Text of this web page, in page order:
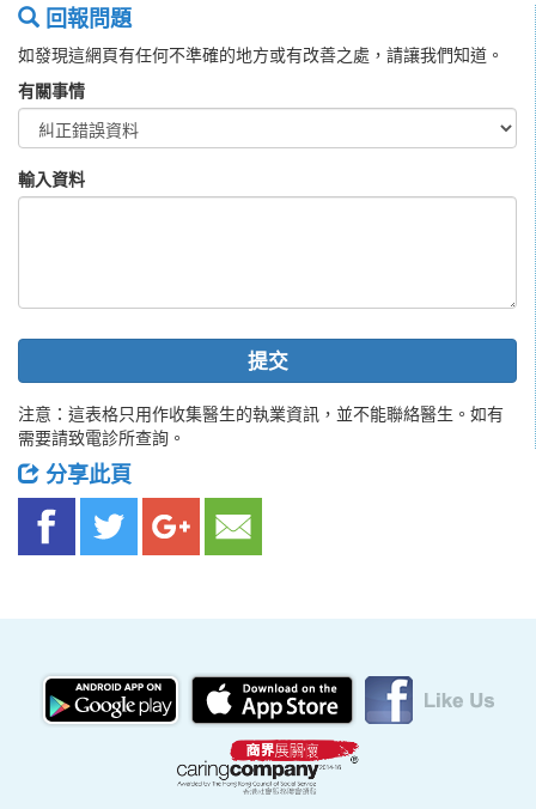
回報問題
如發現這網頁有任何不準確的地方或有改善之處，請讓我們知道。
有關事情
輸入資料
提交
注意：這表格只用作收集醫生的執業資訊，並不能聯絡醫生。如有
需要請致電診所查詢。
分享此頁